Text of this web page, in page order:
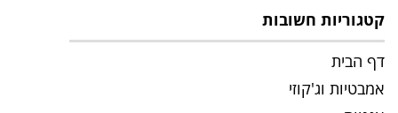
קטגוריות חשובות
דף הבית
אמבטיות וג'קוזי